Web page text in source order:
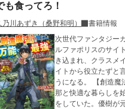
も食ってろ！
乃川あずき（桑野和明）
書籍情報
次世代ファンタジー
ルファポリスのサイトで読めます
き込まれ、クラスメイト三十五
イトから役立たずと
うになる。 【創造魔法】は素材さえあれば、どんなものでも作ることができる究極の魔法で、優樹は幼馴染みの由
那と快適な暮らしを始める。 一方、優樹を追放したクラスメイトたちは、木の実や野
をしていた。優樹が